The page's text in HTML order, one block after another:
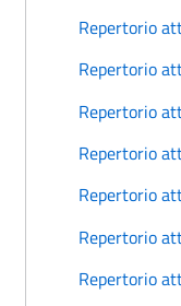
Repertorio
Repertorio
Repertorio
Repertorio
Repertorio
Repertorio
Repertorio